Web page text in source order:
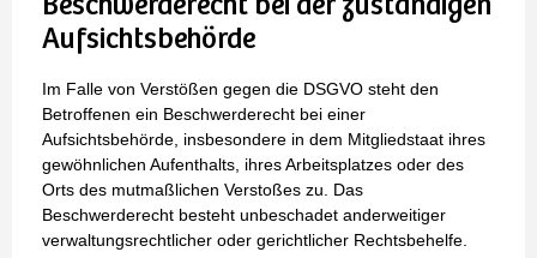
Beschwerde­recht bei der zuständigen
Aufsichts­behörde
Im Falle von Verstößen gegen die DSGVO steht den
Betroffenen ein Beschwerderecht bei einer
Aufsichtsbehörde, insbesondere in dem Mitgliedstaat ihres
gewöhnlichen Aufenthalts, ihres Arbeitsplatzes oder des
Orts des mutmaßlichen Verstoßes zu. Das
Beschwerderecht besteht unbeschadet anderweitiger
verwaltungsrechtlicher oder gerichtlicher Rechtsbehelfe.